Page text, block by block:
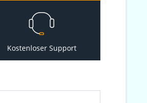
Kostenloser Support